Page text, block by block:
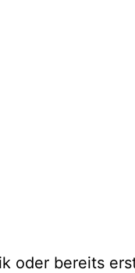
oder bereits